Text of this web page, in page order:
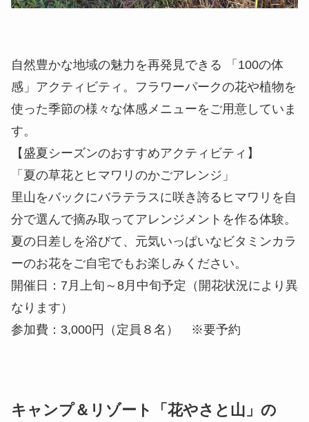
⾃然豊かな地域の魅⼒を再発⾒できる 「100の体
感」アクティビティ。フラワーパークの花や植物を
使った季節の様々な体感メニューをご⽤意していま
す。
【盛夏シーズンのおすすめアクティビティ】
「夏の草花とヒマワリのかごアレンジ」
里山をバックにバラテラスに咲き誇るヒマワリを自
分で選んで摘み取ってアレンジメントを作る体験。
夏の日差しを浴びて、元気いっぱいなビタミンカラ
ーのお花をご自宅でもお楽しみください。
開催日：7月上旬～8月中旬予定（開花状況により異
なります）
参加費：3,000円（定員８名） ※要予約
キャンプ＆リゾート「花やさと山」の